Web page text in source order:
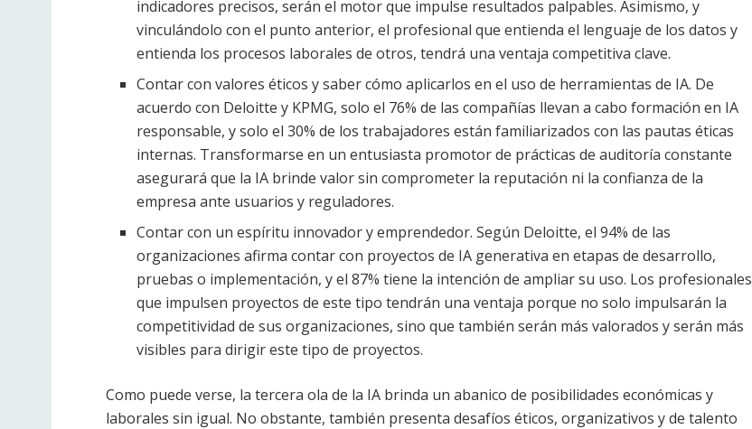
indicadores precisos, serán el motor que impulse resultados palpables. Asimismo, y
vinculándolo con el punto anterior, el profesional que entienda el lenguaje de los datos y
entienda los procesos laborales de otros, tendrá una ventaja competitiva clave.
Contar con valores éticos y saber cómo aplicarlos en el uso de herramientas de IA. De
acuerdo con Deloitte y KPMG, solo el 76% de las compañías llevan a cabo formación en IA
responsable, y solo el 30% de los trabajadores están familiarizados con las pautas éticas
internas. Transformarse en un entusiasta promotor de prácticas de auditoría constante
asegurará que la IA brinde valor sin comprometer la reputación ni la confianza de la
empresa ante usuarios y reguladores.
Contar con un espíritu innovador y emprendedor. Según Deloitte, el 94% de las
organizaciones afirma contar con proyectos de IA generativa en etapas de desarrollo,
pruebas o implementación, y el 87% tiene la intención de ampliar su uso. Los profesionales
que impulsen proyectos de este tipo tendrán una ventaja porque no solo impulsarán la
competitividad de sus organizaciones, sino que también serán más valorados y serán más
visibles para dirigir este tipo de proyectos.
Como puede verse, la tercera ola de la IA brinda un abanico de posibilidades económicas y
laborales sin igual. No obstante, también presenta desafíos éticos, organizativos y de talento